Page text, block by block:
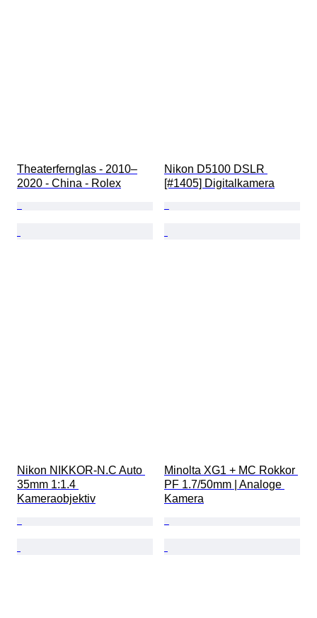
Theaterfernglas - 2010–
2020 - China - Rolex
Nikon D5100 DSLR
[#1405] Digitalkamera
Nikon NIKKOR-N.C Auto
35mm 1:1.4
Kameraobjektiv
Minolta XG1 + MC Rokkor
PF 1.7/50mm | Analoge
Kamera